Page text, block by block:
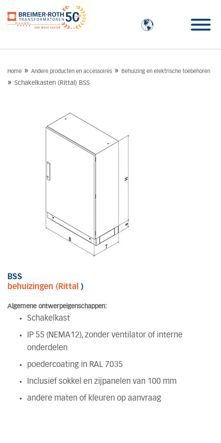
Home » Andere producten en accessoires » Behuizing en elektrische toebehoren
» Schakelkasten (Rittal) BSS
BSS
behuizingen (Rittal )
Algemene ontwerpeigenschappen:
Schakelkast
IP 55 (NEMA12), zonder ventilator of interne
onderdelen
poedercoating in RAL 7035
Inclusief sokkel en zijpanelen van 100 mm
andere maten of kleuren op aanvraag